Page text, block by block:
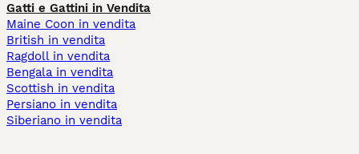
Gatti e Gattini in Vendita
Maine Coon in vendita
British in vendita
Ragdoll in vendita
Bengala in vendita
Scottish in vendita
Persiano in vendita
Siberiano in vendita